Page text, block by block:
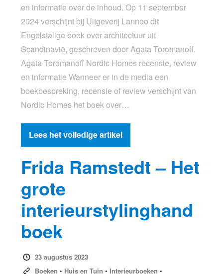
en informatie over de inhoud. Op 11 september
2024 verschijnt bij Uitgeverij Lannoo dit
Engelstalige boek over architectuur uit
Scandinavië, geschreven door Agata Toromanoff.
Agata Toromanoff Nordic Homes recensie, review
en informatie Wanneer er in de media een
boekbespreking, recensie of review verschijnt van
Nordic Homes het boek over…
Lees het volledige artikel
Frida Ramstedt – Het
grote
interieurstylinghand
boek
23 augustus 2023
Boeken • Huis en Tuin • Interieurboeken •